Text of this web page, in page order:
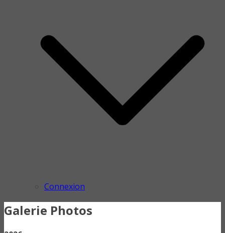
Connexion
Galerie Photos